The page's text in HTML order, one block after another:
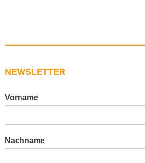
NEWSLETTER
Vorname
Nachname